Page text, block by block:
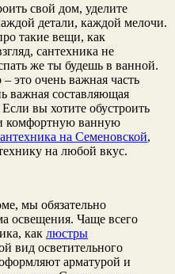
свой дом, уделите
детали, каждой мелочи.
такие вещи, как
сантехника не
же ты будешь в ванной.
это очень важная часть
важная составляющая
вы хотите обустроить
комфортную ванную
на Семеновской,
на любой вкус.
мы обязательно
освещения. Чаще всего
как люстры
вид осветительного
арматурой и